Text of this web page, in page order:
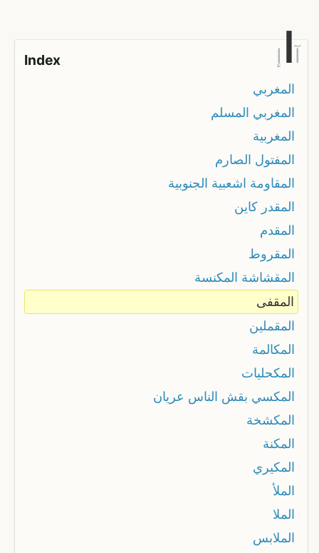
Index إ آ
المغربي
المغربي المسلم
المغربية
المفتول الصارم
المقاومة اشعبية الجنوبية
المقدر كاين
المقدم
المقروط
المقشاشة المكنسة
المقفى
المقملين
المكالمة
المكحليات
المكسي بقش الناس عريان
المكشخة
المكنة
المكيري
الملأ
الملا
الملابس